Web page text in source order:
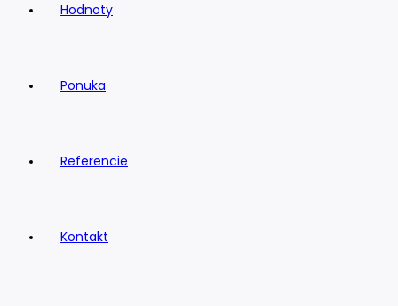
Hodnoty
Ponuka
Referencie
Kontakt